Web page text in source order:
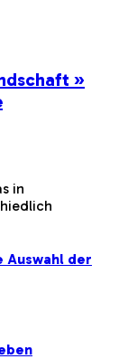
»
in
Auswahl der